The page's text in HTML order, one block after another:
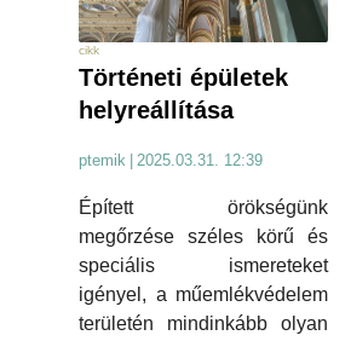
cikk
Történeti épületek
helyreállítása
ptemik 2025.03.31. 12:39
Épített örökségünk
megőrzése széles körű és
speciális ismereteket
igényel, a műemlékvédelem
területén mindinkább olyan